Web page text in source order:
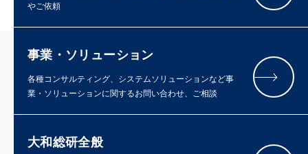
やご依頼
事業・ソリューション
各種コンサルティング、システムソリューションなど事
業・ソリューションに関するお問い合わせ、ご相談
大和総研全般